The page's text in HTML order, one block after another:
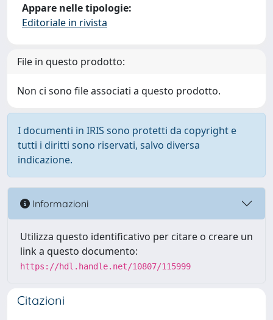
Appare nelle tipologie:
Editoriale in rivista
File in questo prodotto:
Non ci sono file associati a questo prodotto.
I documenti in IRIS sono protetti da copyright e
tutti i diritti sono riservati, salvo diversa
indicazione.
Informazioni
Utilizza questo identificativo per citare o creare un
link a questo documento:
https://hdl.handle.net/10807/115999
Citazioni